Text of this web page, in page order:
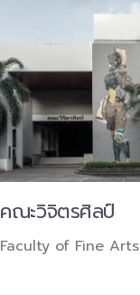
คณะวิจิตรศิลป์
Faculty of Fine Arts